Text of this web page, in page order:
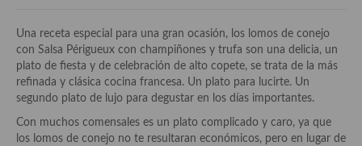
Origen y evolución de la comida
Protocolo y buenas maneras.
Ocio – restaurantes, bares, tabernas
Una receta especial para una gran ocasión, los lomos de conejo
con Salsa Périgueux con champiñones y trufa son una delicia, un
plato de fiesta y de celebración de alto copete, se trata de la más
refinada y clásica cocina francesa. Un plato para lucirte. Un
segundo plato de lujo para degustar en los días importantes.
Con muchos comensales es un plato complicado y caro, ya que
los lomos de conejo no te resultaran económicos, pero en lugar de